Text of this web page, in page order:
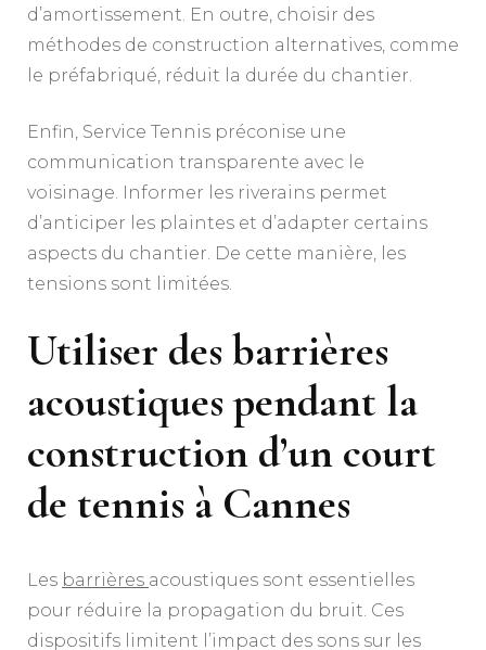
d’amortissement. En outre, choisir des
méthodes de construction alternatives, comme
le préfabriqué, réduit la durée du chantier.
Enfin, Service Tennis préconise une
communication transparente avec le
voisinage. Informer les riverains permet
d’anticiper les plaintes et d’adapter certains
aspects du chantier. De cette manière, les
tensions sont limitées.
Utiliser des barrières
acoustiques pendant la
construction d’un court
de tennis à Cannes
Les barrières acoustiques sont essentielles
pour réduire la propagation du bruit. Ces
dispositifs limitent l’impact des sons sur les